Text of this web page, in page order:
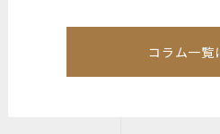
コラム一覧